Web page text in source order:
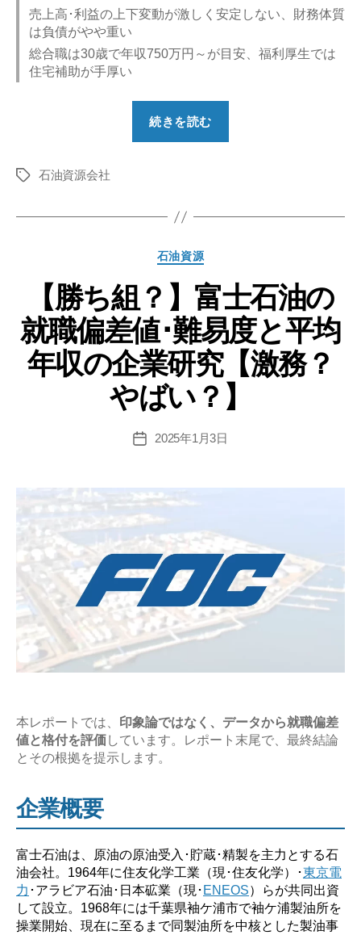
売上高･利益の上下変動が激しく安定しない、財務体質
は負債がやや重い
総合職は30歳で年収750万円～が目安、福利厚生では
住宅補助が手厚い
続きを読む
就
差
値
と
平
年
レ
ポ
ー
ト】”
タ
石油資源会社
カ
ー
石油資源
【勝ち組？】富士石油の
就職偏差値･難易度と平均
年収の企業研究【激務？
やばい？】
投
2025年1月3日
本レポートでは、
印象論ではなく、データから就職偏差
値と格付を評価しています。レポート末尾で、最終結論
とその根拠を提示します。
企業概要
富士石油は、原油の原油受入･貯蔵･精製を主力とする石
油会社。1964年に住友化学工業（現･住友化学）･東京電
力 ･アラビア石油･日本砿業（現･ ENEOS）らが共同出資
して設立。1968年には千葉県袖ケ浦市で袖ケ浦製油所を
操業開始、現在に至るまで同製油所を中核とした製油事